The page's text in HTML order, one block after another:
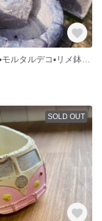
SOLD OUT